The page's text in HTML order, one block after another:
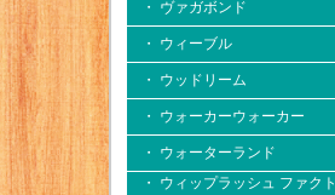
・ ヴァガボンド
・ ウィーブル
・ ウッドリーム
・ ウォーカーウォーカー
・ ウォーターランド
・ ウィップラッシュ ファクト